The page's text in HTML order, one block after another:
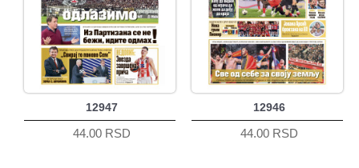
12947
44.00 RSD
12946
44.00 RSD